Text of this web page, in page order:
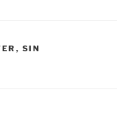
, SIN